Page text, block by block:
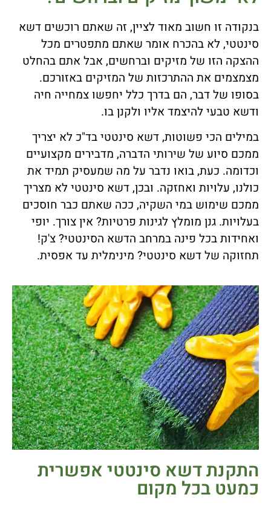
בנקודה זו חשוב מאוד לציין, זה שאתם רוכשים דשא
סינטטי, לא בהכרח אומר שאתם מתפטרים מכל
ההצקה הזו של מזיקים וברחשים, אבל אתם בהחלט
מצמצמים את ההתרכזות של המזיקים באזורכם.
בסופו של דבר, הם בדרך כלל יחפשו צמחייה חיה
ודשא טבעי להיצמד אליו ולקנן בו.
במילים הכי פשוטות, דשא סינטטי בד"כ לא יצריך
ממכם סיוע של שירותי הדברה, מדבירים מקצועיים
וכדומה. כעת, בואו נדבר על מה שמעסיק תמיד את
כולנו, עלויות ואחזקה. ובכן, דשא סינטטי לא מצריך
ממכם שימוש במי השקיה, ככה שאתם כבר חוסכים
בעלויות. גנן מומלץ לגינות פרטיות? אין צורך. יופי
ואחידות בכל פינה במרחב הדשא הסינטטי? צ'ק!
תחזוקה של דשא סינטטי? מינימלית עד אפסית.
התקנת דשא סינטטי אפשרית
כמעט בכל מקום